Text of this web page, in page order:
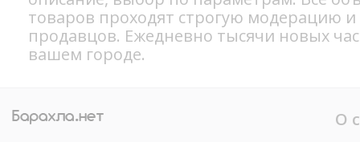
товаров проходят строгую модерацию
продавцов. Ежедневно тысячи новых
вашем городе.
О